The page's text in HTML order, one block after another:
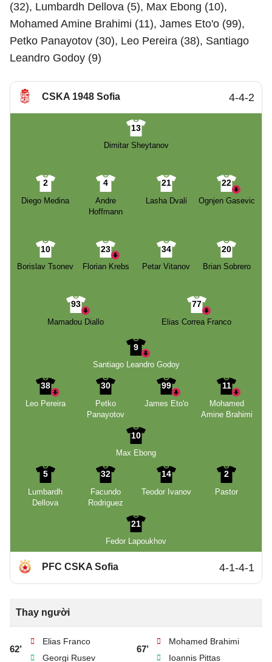
(32), Lumbardh Dellova (5), Max Ebong (10),
Mohamed Amine Brahimi (11), James Eto'o (99),
Petko Panayotov (30), Leo Pereira (38), Santiago
Leandro Godoy (9)
CSKA 1948 Sofia 4-4-2
13
Dimitar Sheytanov
2
Diego Medina
4
Andre
Hoffmann
21
Lasha Dvali
22
Ognjen Gasevic
10
Borislav Tsonev
23
Florian Krebs
34
Petar Vitanov
20
Brian Sobrero
93
Mamadou Diallo
77
Elias Correa Franco
9
Santiago Leandro Godoy
38
Leo Pereira
30
Petko
Panayotov
99
James Eto'o
11
Mohamed
Amine Brahimi
10
Max Ebong
5
Lumbardh
Dellova
32
Facundo
Rodriguez
14
Teodor Ivanov
2
Pastor
21
Fedor Lapoukhov
PFC CSKA Sofia 4-1-4-1
Thay người
62’
Elias Franco
Georgi Rusev
67’
Mohamed Brahimi
Ioannis Pittas